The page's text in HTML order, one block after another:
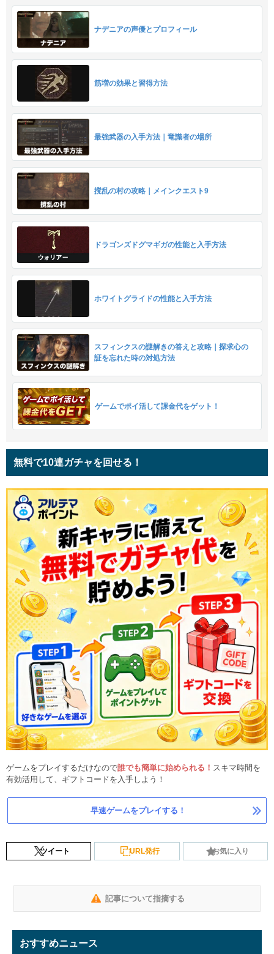
ナデニアの声優とプロフィール
筋増の効果と習得方法
最強武器の入手方法｜竜識者の場所
撹乱の村の攻略｜メインクエスト9
ドラゴンズドグマギガの性能と入手方法
ホワイトグライドの性能と入手方法
スフィンクスの謎解きの答えと攻略｜探求心の
証を忘れた時の対処方法
ゲームでポイ活して課金代をゲット！
無料で10連ガチャを回せる！
ゲームをプレイするだけなので誰でも簡単に始められる！ スキマ時間を
有効活用して、ギフトコードを入手しよう！
早速ゲームをプレイする！
ツイート URL発行 お気に入り
記事について指摘する
おすすめニュース